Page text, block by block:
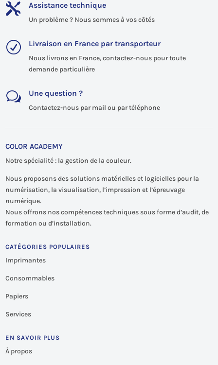
 Assistance technique
Un problème ? Nous sommes à vos côtés
R Livraison en France par transporteur
Nous livrons en France, contactez-nous pour toute
demande particulière
w Une question ?
Contactez-nous par mail ou par téléphone
COLOR ACADEMY
Notre spécialité : la gestion de la couleur.
Nous proposons des solutions matérielles et logicielles pour la
numérisation, la visualisation, l’impression et l’épreuvage
numérique.
Nous offrons nos compétences techniques sous forme d’audit, de
formation ou d’installation.
CATÉGORIES POPULAIRES
Imprimantes
Consommables
Papiers
Services
EN SAVOIR PLUS
À propos